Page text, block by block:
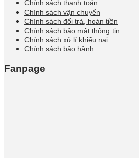
Chính sách thanh toán
Chính sách vận chuyển
Chính sách đổi trả, hoàn tiền
Chính sách bảo mật thông tin
Chính sách xử lí khiếu nại
Chính sách bảo hành
Fanpage